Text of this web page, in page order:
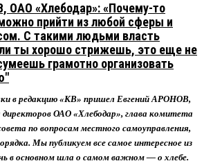
ОАО «Хлебодар»: «Почему-то
прийти из любой сферы и
С такими людьми власть
ты хорошо стрижешь, это еще не
грамотно организовать
в редакцию «КВ» пришел Евгений АРОНОВ,
директоров ОАО «Хлебодар», глава комитета
по вопросам местного самоуправления,
Мы публикуем все самое интересное из
в основном шла о самом важном — о хлебе.